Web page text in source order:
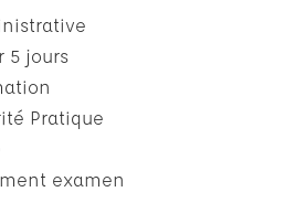
5 jours
Pratique
examen